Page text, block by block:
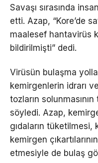
Savaşı sırasında
etti. Azap, “Kore’de
maalesef hantavirüs
bildirilmişti” dedi.
Virüsün bulaşma
kemirgenlerin idrarı
tozların
söyledi. Azap,
gıdaların tüketilmesi,
kemirgen
etmesiyle de bulaş